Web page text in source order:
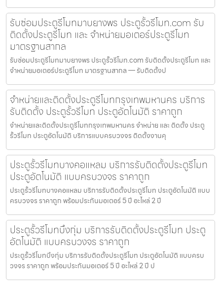
รับซ่อมประตูรีโมทมาบยางพร ประตูรั้วรีโมท.com รับ
ติดตั้งประตูรีโมท และ จำหน่ายมอเตอร์ประตูรีโมท
มาตรฐานสากล
รับซ่อมประตูรีโมทมาบยางพร ประตูรั้วรีโมท.com รับติดตั้งประตูรีโมท และ
จำหน่ายมอเตอร์ประตูรีโมท มาตรฐานสากล — รับติดตั้งป
จำหน่ายและติดตั้งประตูรีโมทกรุงเทพมหานคร บริการ
รับติดตั้ง ประตูรั้วรีโมท ประตูอัตโนมัติ ราคาถูก
จำหน่ายและติดตั้งประตูรีโมทกรุงเทพมหานคร จำหน่าย และ ติดตั้ง ประตู
รั้วรีโมท ประตูอัตโนมัติ บริการแบบครบวงจร ติดตั้งงานคุ
ประตูรั้วรีโมทบางคอแหลม บริการรับติดตั้งประตูรีโมท
ประตูอัตโนมัติ แบบครบวงจร ราคาถูก
ประตูรั้วรีโมทบางคอแหลม บริการรับติดตั้งประตูรีโมท ประตูอัตโนมัติ แบบ
ครบวงจร ราคาถูก พร้อมประกันมอเตอร์ 5 ปี อะไหล่ 2 ปี
ประตูรั้วรีโมทบึงกุ่ม บริการรับติดตั้งประตูรีโมท ประตู
อัตโนมัติ แบบครบวงจร ราคาถูก
ประตูรั้วรีโมทบึงกุ่ม บริการรับติดตั้งประตูรีโมท ประตูอัตโนมัติ แบบครบ
วงจร ราคาถูก พร้อมประกันมอเตอร์ 5 ปี อะไหล่ 2 ปี ป